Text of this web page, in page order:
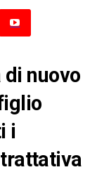
nuovo
i